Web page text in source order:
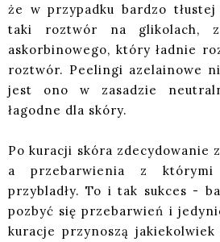
że w przypadku bardzo
taki roztwór na glikolach, z
askorbinowego, który ładnie
roztwór. Peelingi azelainowe
jest ono w zasadzie
łagodne dla skóry.
Po kuracji skóra zdecydowanie
a przebarwienia z którymi
przybladły. To i tak sukces -
pozbyć się przebarwień i
kuracje przynoszą